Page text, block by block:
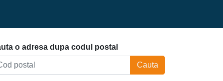
o adresa dupa codul postal
Cauta